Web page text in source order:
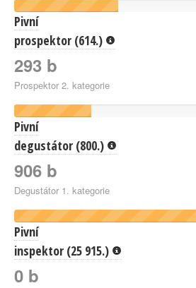
Pivní
prospektor (614.)
293 b
Prospektor 2. kategorie
Pivní
degustátor (800.)
906 b
Degustátor 1. kategorie
Pivní
inspektor (25 915.)
0 b